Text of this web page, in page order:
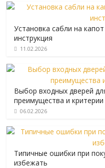
Установка сабли на
инструкция
11.02.2026
Выбор входных дверей
преимущества и
06.02.2026
Типичные ошибки при
избежать